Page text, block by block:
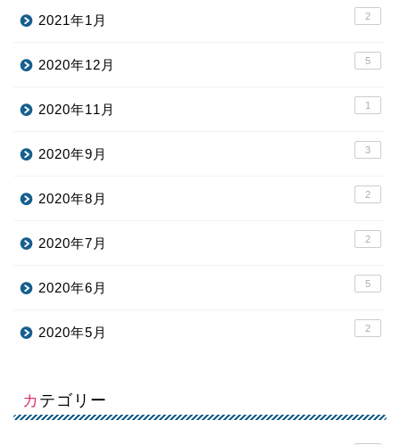
2021年1月 2
2020年12月 5
2020年11月 1
2020年9月 3
2020年8月 2
2020年7月 2
2020年6月 5
2020年5月 2
カテゴリー